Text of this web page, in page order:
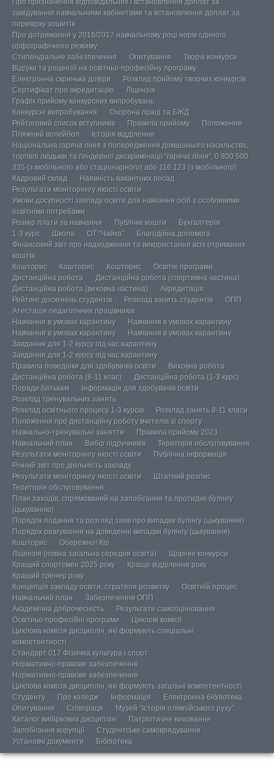
Про призначення відповідальних і встановлення доплат за
завідування навчальними кабінетами та встановлення доплат за
перевірку зошитів
Про дотримання у 2016/2017 навчальному році норм єдиного
орфографічного режиму
Стипендіальне забезпечення
Опитування
Творчі конкурси
Відгуки та рецензії на освітньо-професійну програму
Електронна скринька довіри
Розклад прийому творчих конкурсів
Сертифікат про акредитацію
Ліцензія
Графік прийому конкурсних випробувань
Конкурсні випробування
Охорона праці та БЖД
Рейтиговий список вступників
Правила прийому
Положення
Пляжний волейбол
Історія відділення
Національна гаряча лінія з попередження домашнього насильства,
торгівлі людьми та ґендерної дискримінації “гаряча лінія”, 0 800 500
335 (з мобільного або стаціонарного) або 116 123 (з мобільного)
Кадровий склад
Наявність вакантних посад
Результати моніторингу якості освіти
Умови досупності закладу освіти для навчання осіб з особливими
освітніми потребами
Розмір плати за навчання
Публічні кошти
Бухгалтерія
1-3 курс
Школа ОТ “Чайка”
Благодійна допомога
Фінансовий звіт про надходження та використання всіх отриманих
коштів
Кошторис
Кошторис Кошторис
Освітні програми
Дистанційна робота
Дистанційна робота (спортивна частина)
Дистанційна робота (виховна частина)
Акредитація
Рейтинг досягнень студентів
Розклад занять студентів
ОПП
Атестація педагогічних працівників
Навчання в умовах карантину
Навчання в умовах карантину
Навчання в умовах карантину
Навчання в умовах карантину
Завдання для 1-2 курсу під час карантину
Завдання для 1-2 курсу під час карантину
Правила поведінки для здобувачів освіти
Виховна робота
Дистанційна робота (8-11 клас)
Дистанційна робота (1-3 курс)
Поради батькам
Інформація для здобувачів освіти
Розклад тренувальних занять
Розклад освітнього процесу 1-3 курсів
Розклад занять 8-11 класи
Положення про дистанційну роботу вчителів зі спорту
Навчально-тренувальні заняття
Правила прийому 2023
Навчальний план
Вибір підручників
Територія обслуговування
Результати моніторингу якості освіти
Публічна інформація
Річний звіт про діяльність закладу
Результати моніторингу якості освіти
Штатний розпис
Територія обслуговування
План заходів, спрямований на запобігання та протидію булінгу
(цькуванню)
Порядок подання та розгляд заяв про випадки булінгу (цькування)
Порядок реагування на доведенні випадки булінгу (цькування)
Кошторис
Обережно! Кір.
Ліцензія (повна загальна середня освіта)
Щорічні конкурси
Кращий спортсмен 2025 року
Краще відділення року
Кращий тренер року
Концепція закладу освіти, стратегія розвитку
Освітній процес
Навчальний план
Забезпечення ОПП
Академічна доброчесність
Результати самооцінювання
Освітньо-професійні програми
Циклові комісії
Циклова комісія дисциплін, які формують спеціальні
компетентності
Стандарт 017 Фізична культура і спорт
Нормативно-правове забезпечення
Нормативно-правове забезпечення
Циклова комісія дисциплін, які формують загальні компетентності
Студенту
Про коледж Інформація
Електронна бібліотека
Опитування
Співпраця
Музей “Історія олімпійського руху”
Каталог вибіркових дисциплін
Патріотичне виховання
Запобігання корупції
Студентське самоврядування
Установчі документи
Бібліотека